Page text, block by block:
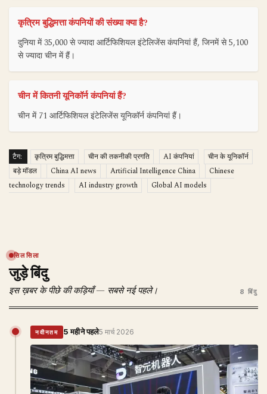
कृत्रिम बुद्धिमत्ता कंपनियों की संख्या क्या है?
दुनिया में 35,000 से ज्यादा आर्टिफिशियल इंटेलिजेंस कंपनियां हैं, जिनमें से 5,100
से ज्यादा चीन में हैं।
चीन में कितनी यूनिकॉर्न कंपनियां हैं?
चीन में 71 आर्टिफिशियल इंटेलिजेंस यूनिकॉर्न कंपनियां हैं।
टैग: कृत्रिम बुद्धिमत्ता चीन की तकनीकी प्रगति AI कंपनियां
चीन के यूनिकॉर्न
बड़े मॉडल
China AI news Artificial Intelligence China
Chinese
technology trends
AI industry growth Global AI models
सिलसिला
जुड़े बिंदु
इस ख़बर के पीछे की कड़ियाँ — सबसे नई पहले। 8 बिंदु
नवीनतम 5 महीने पहले5 मार्च 2026